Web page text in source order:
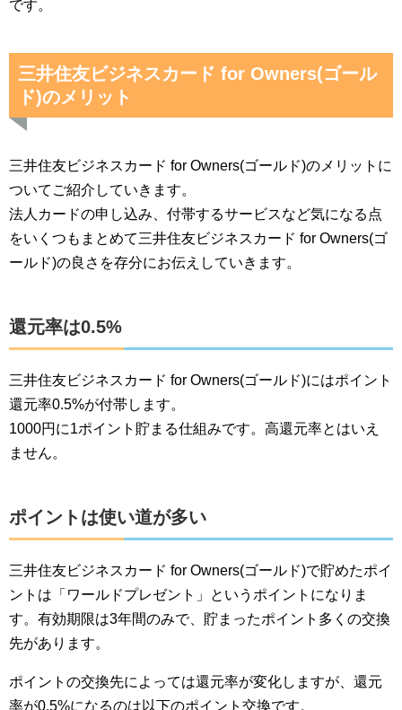
です。
三井住友ビジネスカード for Owners(ゴール
ド)のメリット
三井住友ビジネスカード for Owners(ゴールド)のメリットに
ついてご紹介していきます。
法人カードの申し込み、付帯するサービスなど気になる点
をいくつもまとめて三井住友ビジネスカード for Owners(ゴ
ールド)の良さを存分にお伝えしていきます。
還元率は0.5%
三井住友ビジネスカード for Owners(ゴールド)にはポイント
還元率0.5%が付帯します。
1000円に1ポイント貯まる仕組みです。高還元率とはいえ
ません。
ポイントは使い道が多い
三井住友ビジネスカード for Owners(ゴールド)で貯めたポイ
ントは「ワールドプレゼント」というポイントになりま
す。有効期限は3年間のみで、貯まったポイント多くの交換
先があります。
ポイントの交換先によっては還元率が変化しますが、還元
率が0.5%になるのは以下のポイント交換です。